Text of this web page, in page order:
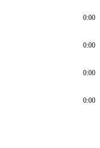
0:00
0:00
0:00
0:00